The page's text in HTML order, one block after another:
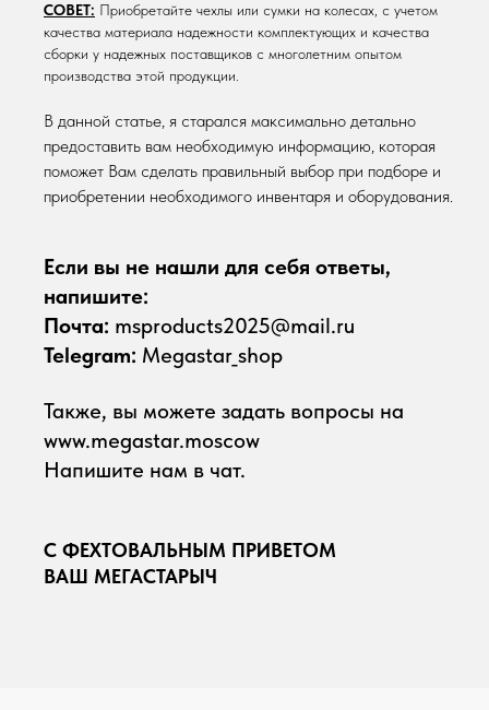
СОВЕТ: Приобретайте чехлы или сумки на колесах, с учетом
качества материала надежности комплектующих и качества
сборки у надежных поставщиков с многолетним опытом
производства этой продукции.
В данной статье, я старался максимально детально
предоставить вам необходимую информацию, которая
поможет Вам сделать правильный выбор при подборе и
приобретении необходимого инвентаря и оборудования.
Если вы не нашли для себя ответы,
напишите:
Почта: msproducts2025@mail.ru
Telegram: Megastar_shop
Также, вы можете задать вопросы на
www.megastar.moscow
Напишите нам в чат.
С ФЕХТОВАЛЬНЫМ ПРИВЕТОМ
ВАШ МЕГАСТАРЫЧ